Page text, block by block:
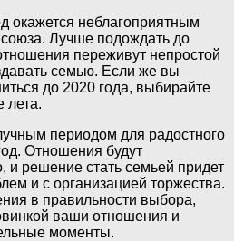
окажется неблагоприятным
Лучше подождать до
переживут непростой
семью. Если же вы
до 2020 года, выбирайте
лета.
периодом для радостного
Отношения будут
и решение стать семьей придет
и с организацией торжества.
в правильности выбора,
ваши отношения и
моменты.